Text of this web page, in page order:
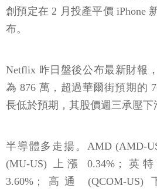
創預定在 2 月投產平價 iPhone
布。
Netflix 昨日盤後公布最新財報
為 876 萬，超過華爾街預期的
長低於預期，其股價週三承壓下
半導體多走揚。AMD (AMD-
(MU-US) 上漲 0.34%；英
3.60%；高通 (QCOM-US)